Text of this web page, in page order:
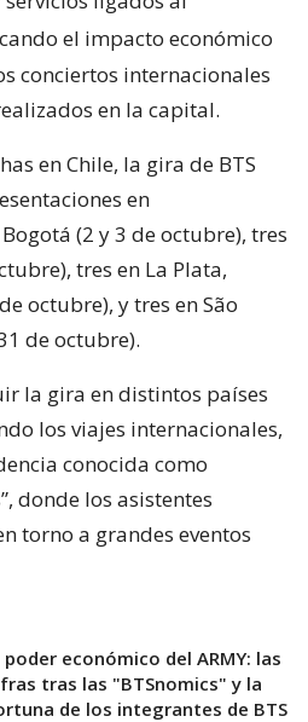
el impacto económico
conciertos internacionales
en la capital.
en Chile, la gira de BTS
en
(2 y 3 de octubre), tres
tres en La Plata,
octubre), y tres en São
de octubre).
la gira en distintos países
los viajes internacionales,
conocida como
donde los asistentes
torno a grandes eventos
poder económico del ARMY: las
tras las "BTSnomics" y la
de los integrantes de BTS